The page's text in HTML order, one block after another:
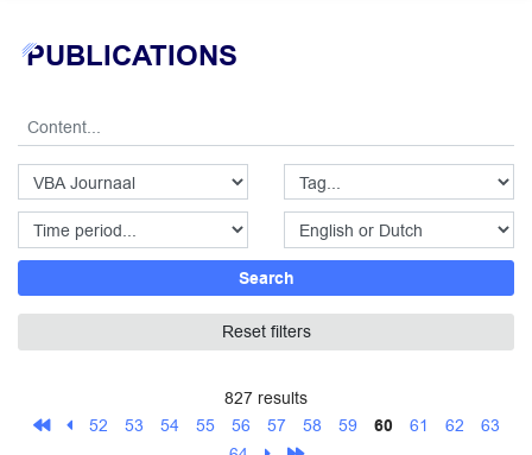
PUBLICATIONS
Search
Reset filters
827 results
52
53 54 55 56 57 58 59 60 61 62
63